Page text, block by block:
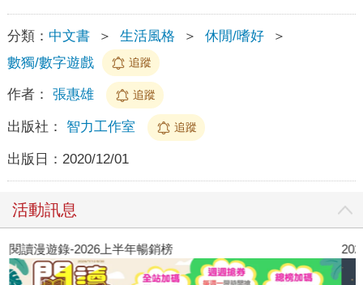
分類： 中文書 ＞ 生活風格 ＞ 休閒/嗜好
＞
數獨/數字遊戲
追蹤
作者： 張惠雄 追蹤
出版社： 智力工作室 追蹤
出版日： 2020/12/01
活動訊息
閱讀漫遊錄-2026上半年暢銷榜